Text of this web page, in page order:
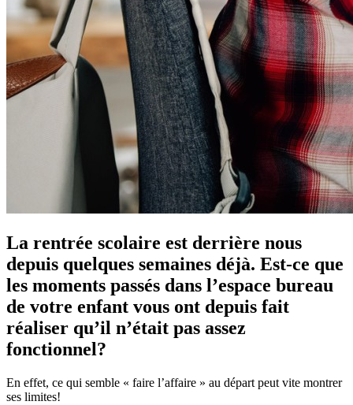
La rentrée scolaire est derrière nous
depuis quelques semaines déjà. Est-ce que
les moments passés dans l’espace bureau
de votre enfant vous ont depuis fait
réaliser qu’il n’était pas assez
fonctionnel?
En effet, ce qui semble « faire l’affaire » au départ peut vite montrer
ses limites!